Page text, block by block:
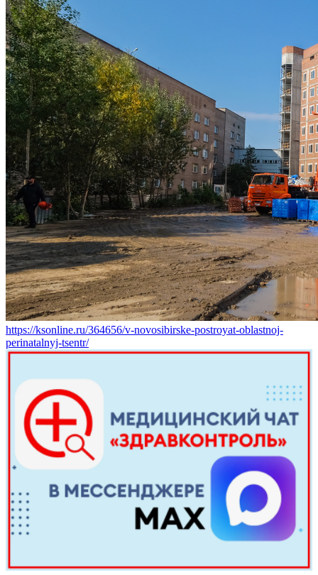
https://ksonline.ru/364656/v-novosibirske-postroyat-oblastnoj-
perinatalnyj-tsentr/